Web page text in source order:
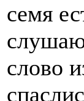
семя
слово